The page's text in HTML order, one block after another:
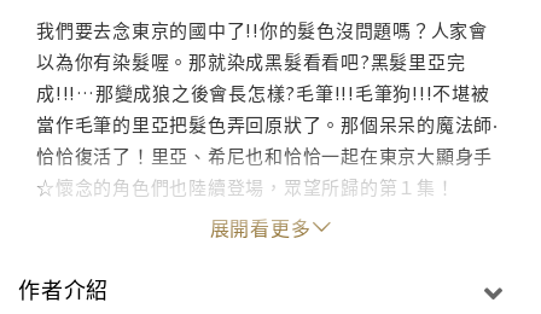
我們要去念東京的國中了!!你的髮色沒問題嗎？人家會
以為你有染髮喔。那就染成黑髮看看吧?黑髮里亞完
成!!!…那變成狼之後會長怎樣?毛筆!!!毛筆狗!!!不堪被
當作毛筆的里亞把髮色弄回原狀了。那個呆呆的魔法師‧
恰恰復活了！里亞、希尼也和恰恰一起在東京大顯身手
☆懷念的角色們也陸續登場，眾望所歸的第１集！
展開看更多
作者介紹